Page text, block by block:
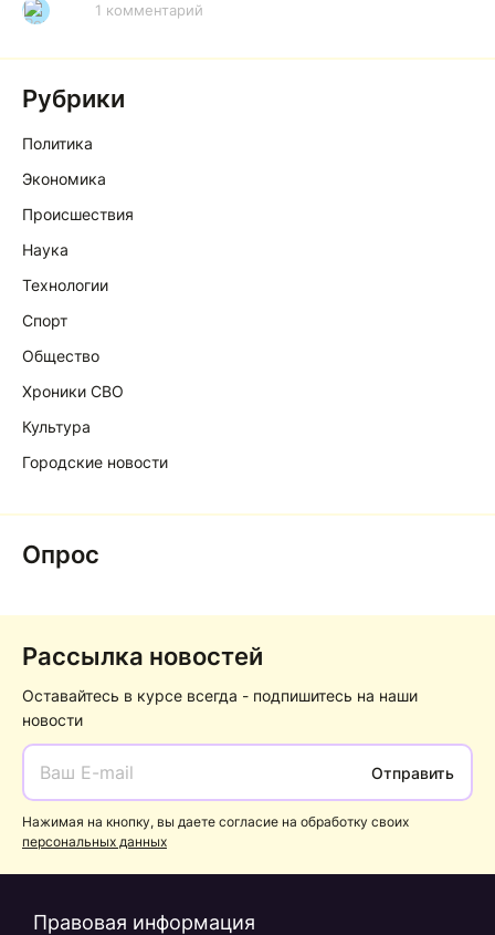
Р 1 комментарий
Рубрики
Политика
Экономика
Происшествия
Наука
Технологии
Спорт
Общество
Хроники СВО
Культура
Городские новости
Опрос
Рассылка новостей
Оставайтесь в курсе всегда - подпишитесь на наши
новости
Отправить
Нажимая на кнопку, вы даете согласие на обработку своих
персональных данных
Правовая информация